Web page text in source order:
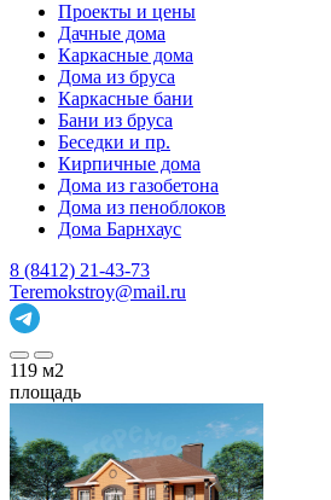
Проекты и цены
Дачные дома
Каркасные дома
Дома из бруса
Каркасные бани
Бани из бруса
Беседки и пр.
Кирпичные дома
Дома из газобетона
Дома из пеноблоков
Дома Барнхаус
8 (8412) 21-43-73
Teremokstroy@mail.ru
119 м2
площадь